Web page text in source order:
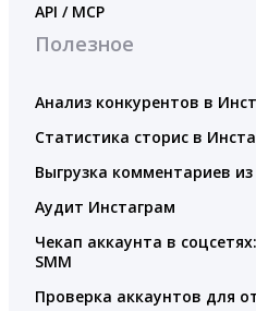
API / MCP
Полезное
Анализ конкурентов в
Статистика сторис в
Выгрузка комментариев
Аудит Инстаграм
Чекап аккаунта в
SMM
Проверка аккаунтов для